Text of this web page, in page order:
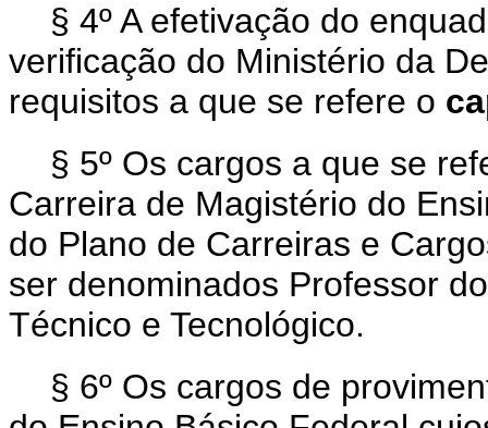
§ 4º A efetivação do
verificação do Ministério da
requisitos a que se refere o
§ 5º Os cargos a que se
Carreira de Magistério do
do Plano de Carreiras e
ser denominados Professor
Técnico e Tecnológico.
§ 6º Os cargos de